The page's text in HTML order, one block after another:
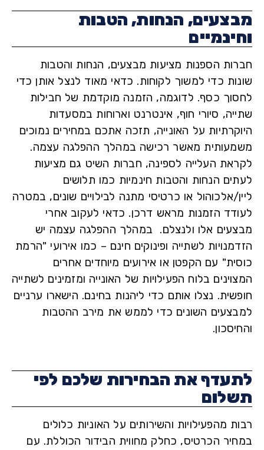
הנחות, הטבות
הספנות מציעות מבצעים, הנחות והטבות
כדי למשוך לקוחות. כדאי מאוד לנצל אותן כדי
כסף. לדוגמה, הזמנה מוקדמת של חבילות
סיורי חוף, אינטרנט וארוחות במסעדות
על האונייה, תזכה אתכם במחירים נמוכים
מאשר רכישה במהלך ההפלגה עצמה.
העלייה לספינה, חברות השיט גם מציעות
הנחות והטבות חינמיות כמו תלושים
אלכוהול או כרטיסי מתנה לבילויים שונים, במטרה
הזמנות מראש דרכן. כדאי לעקוב אחרי
אלו ולנצלם. במהלך ההפלגה עצמה יש
לשתייה ופינוקים חינם – כמו אירועי "הרמת
עם הקפטן או אירועים מיוחדים אחרים
בלוח הפעילויות של האונייה ומזמינים לשתייה
נצלו אותם כדי ליהנות בחינם. הישארו ערניים
השונים כדי לממש את מירב ההטבות
את הבחירות שלכם לפי
מהפעילויות והשירותים על האוניות כלולים
הכרטיס, כחלק מחווית הבידור הכוללת. עם